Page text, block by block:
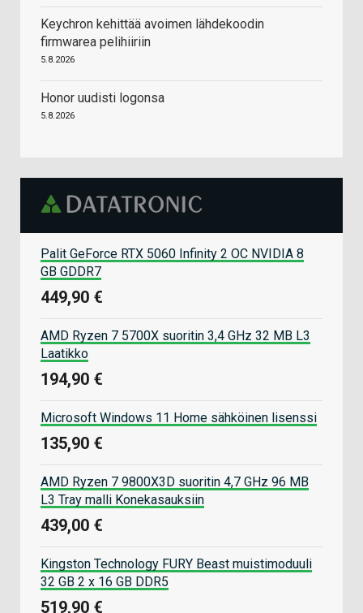
Keychron kehittää avoimen lähdekoodin
firmwarea pelihiiriin
5.8.2026
Honor uudisti logonsa
5.8.2026
Palit GeForce RTX 5060 Infinity 2 OC NVIDIA 8
GB GDDR7
449,90 €
AMD Ryzen 7 5700X suoritin 3,4 GHz 32 MB L3
Laatikko
194,90 €
Microsoft Windows 11 Home sähköinen lisenssi
135,90 €
AMD Ryzen 7 9800X3D suoritin 4,7 GHz 96 MB
L3 Tray malli Konekasauksiin
439,00 €
Kingston Technology FURY Beast muistimoduuli
32 GB 2 x 16 GB DDR5
519,90 €